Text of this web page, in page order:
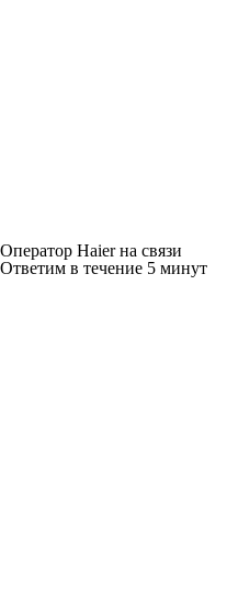
Оператор Haier на связи
Ответим в течение 5 минут